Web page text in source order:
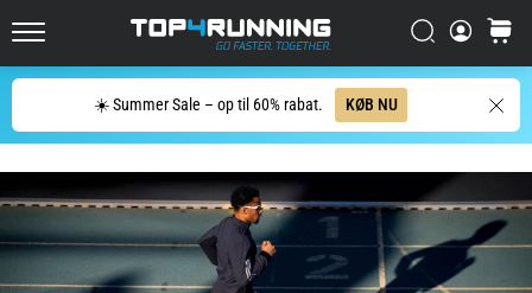
☀️ Summer Sale – op til 60% rabat. KØB NU
Søgkurv
men
det
er
hele
Hvilke
fordele
giver
det,
hvilke…